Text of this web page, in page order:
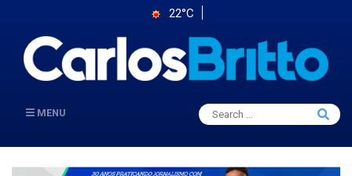
22°C
MENU
Search
for:
Search